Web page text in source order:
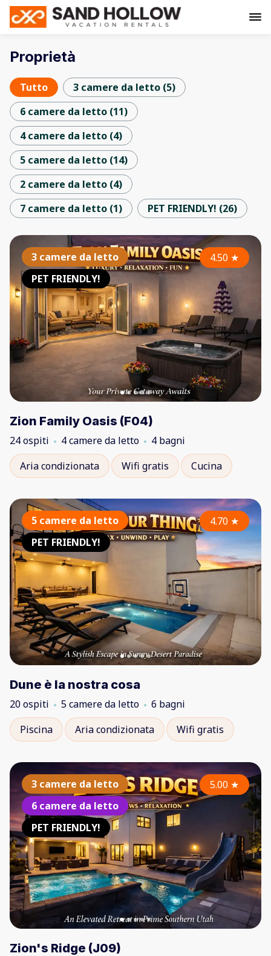
Proprietà
Tutto 3 camere da letto (5)
6 camere da letto (11)
4 camere da letto (4)
5 camere da letto (14)
2 camere da letto (4)
7 camere da letto (1) PET FRIENDLY! (26)
3 camere da letto
PET FRIENDLY!
4.50★
Zion Family Oasis (F04)
24 ospiti 4 camere da letto
4 bagni
Aria condizionata
Wifi gratis Cucina
5 camere da letto
PET FRIENDLY!
4.70★
Dune è la nostra cosa
20 ospiti 5 camere da letto
6 bagni
Piscina
Aria condizionata Wifi gratis
3 camere da letto
6 camere da letto
PET FRIENDLY!
5.00★
Zion's Ridge (J09)